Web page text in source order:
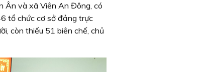
Ân và xã Viên An Đông, có
tổ chức cơ sở đảng trực
còn thiếu 51 biên chế, chủ